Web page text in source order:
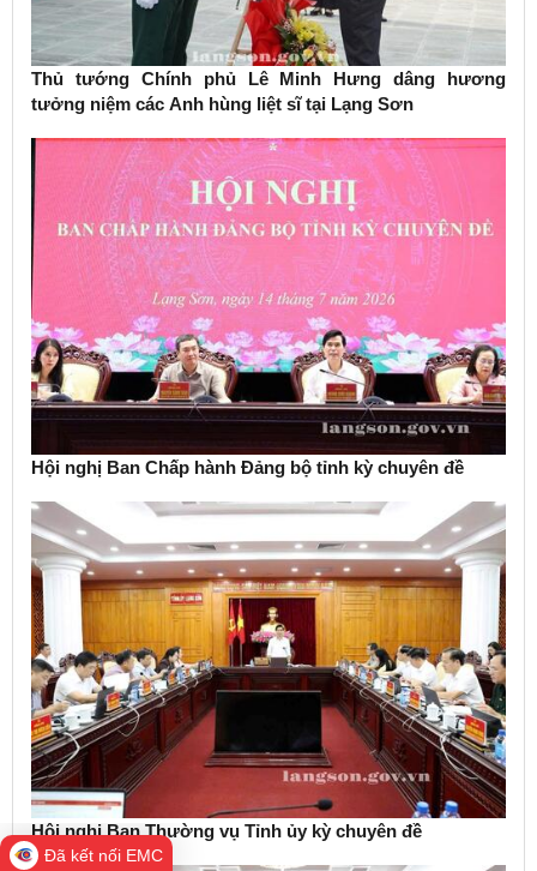
Thủ tướng Chính phủ Lê Minh Hưng dâng hương
tưởng niệm các Anh hùng liệt sĩ tại Lạng Sơn
Hội nghị Ban Chấp hành Đảng bộ tỉnh kỳ chuyên đề
Hội nghị Ban Thường vụ Tỉnh ủy kỳ chuyên đề
Đã kết nối EMC